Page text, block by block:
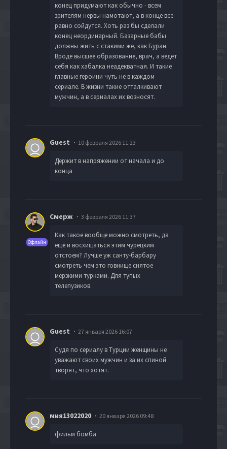
конец придумают как обычно - всем
зрителям нервы намотают, а в конце все
равно сойдутся. Хоть раз бы сделали
конец неординарный. Базарные бабы
должны жить с стакими же, как Буран.
Вроде высшее образование, врач, а ведет
себя как хабалка неадекватная. И такие
главные героини чуть не в каждом
сериале. В жизни такие отталкивают
мужчин, а в сериалах их возносят.
Guest 10 февраля 2026 11:23
Держит в напряжении от начала и до
конца
Офлайн
Смерж 3 февраля 2026 11:37
Как такое вообще можно смотреть, да
ещё и восхищаться этим чурецким
отстоем? Лучше уж санту-барбару
смотреть чем это говнище снятое
мерзкими турками. Для тупых
телепузиков.
Guest 27 января 2026 16:07
Судя по сериалу в Турции женщины не
уважают своих мужчин и за их спиной
творят, что хотят.
мия13022020 20 января 2026 09:48
фильм бомба